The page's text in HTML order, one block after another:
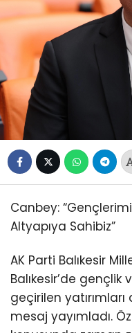
Canbey:
Altyapıya Sahibiz”
AK Parti Balıkesir
Balıkesir’de
geçirilen
mesaj yayımladı.